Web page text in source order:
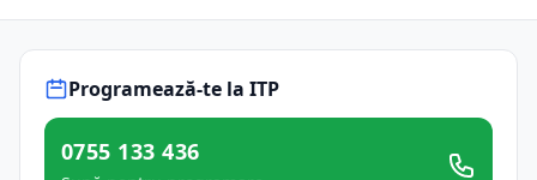
Programează-te la ITP
0755 133 436